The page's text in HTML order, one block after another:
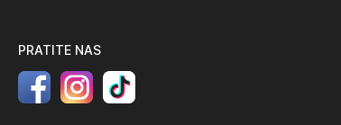
PRATITE NAS